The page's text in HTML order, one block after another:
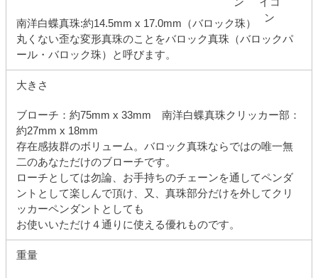
南洋白蝶真珠:約14.5mm x 17.0mm（バロック珠）
丸くない歪な変形真珠のことをバロック真珠（バロックパ
ール・バロック珠）と呼びます。
大きさ
ブローチ：約75mm x 33mm 南洋白蝶真珠クリッカー部：
約27mm x 18mm
存在感抜群のボリューム。バロック真珠ならではの唯一無
二のあなただけのブローチです。
ローチとしては勿論、お手持ちのチェーンを通してペンダ
ントとして楽しんで頂け、又、真珠部分だけを外してクリ
ッカーペンダントとしても
お使いいただけ４通りに使える優れものです。
重量